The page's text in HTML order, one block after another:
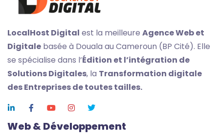
LocalHost Digital est la meilleure Agence Web et
Digitale basée à Douala au Cameroun (BP Cité). Elle
se spécialise dans l’Édition et l’intégration de
Solutions Digitales, la Transformation digitale
des Entreprises de toutes tailles.
Web & Développement